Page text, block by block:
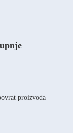
proizvoda